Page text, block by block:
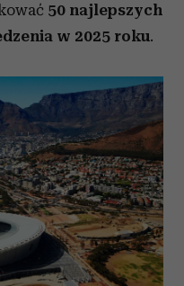
50 najlepszych
w 2025 roku.